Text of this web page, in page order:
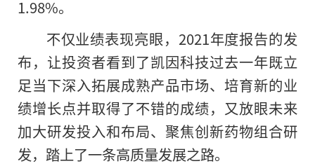
1.98%。
不仅业绩表现亮眼，2021年度报告的发
布，让投资者看到了凯因科技过去一年既立
足当下深入拓展成熟产品市场、培育新的业
绩增长点并取得了不错的成绩，又放眼未来
加大研发投入和布局、聚焦创新药物组合研
发，踏上了一条高质量发展之路。